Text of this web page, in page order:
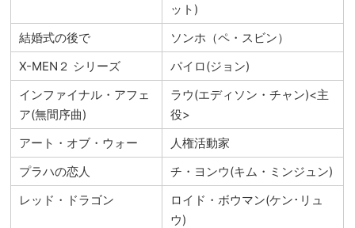
ット)
結婚式の後で
ソンホ（ペ・スビン）
X-MEN２ シリーズ
パイロ(ジョン)
インファイナル・アフェ
ア(無間序曲)
ラウ(エディソン・チャン)<主
役>
アート・オブ・ウォー
人権活動家
プラハの恋人
チ・ヨンウ(キム・ミンジュン)
レッド・ドラゴン
ロイド・ボウマン(ケン･リュ
ウ)